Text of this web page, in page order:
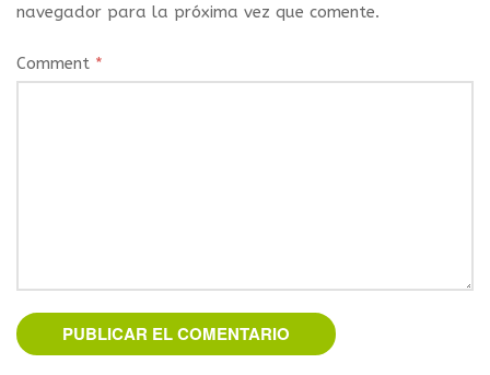
navegador para la próxima vez que comente.
Comment *